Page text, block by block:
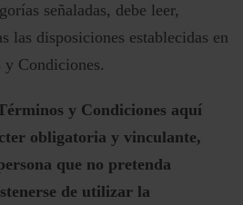
señaladas, debe leer,
las disposiciones establecidas en
y Condiciones.
y Condiciones aquí
obligatoria y vinculante,
que no pretenda
de utilizar la